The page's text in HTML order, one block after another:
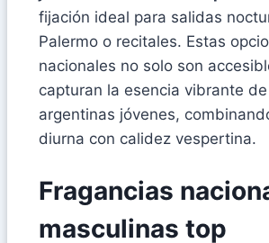
fijación ideal para salidas
Palermo o recitales. Estas
nacionales no solo son
capturan la esencia vibrante
argentinas jóvenes,
diurna con calidez vespertina.
Fragancias
masculinas top